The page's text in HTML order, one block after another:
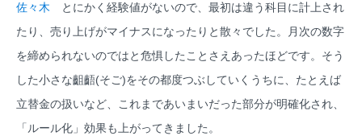
佐々木 とにかく経験値がないので、最初は違う科目に計上され
たり、売り上げがマイナスになったりと散々でした。月次の数字
を締められないのではと危惧したことさえあったほどです。そう
した小さな齟齬(そご)をその都度つぶしていくうちに、たとえば
立替金の扱いなど、これまであいまいだった部分が明確化され、
「ルール化」効果も上がってきました。